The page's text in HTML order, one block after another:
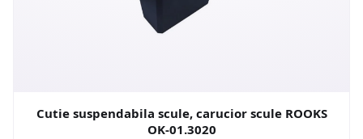
Cutie suspendabila scule, carucior scule ROOKS
OK-01.3020